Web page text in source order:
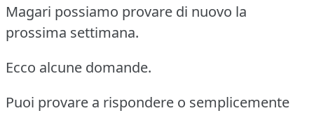
Magari possiamo provare di nuovo la
prossima settimana.
Ecco alcune domande.
Puoi provare a rispondere o semplicemente